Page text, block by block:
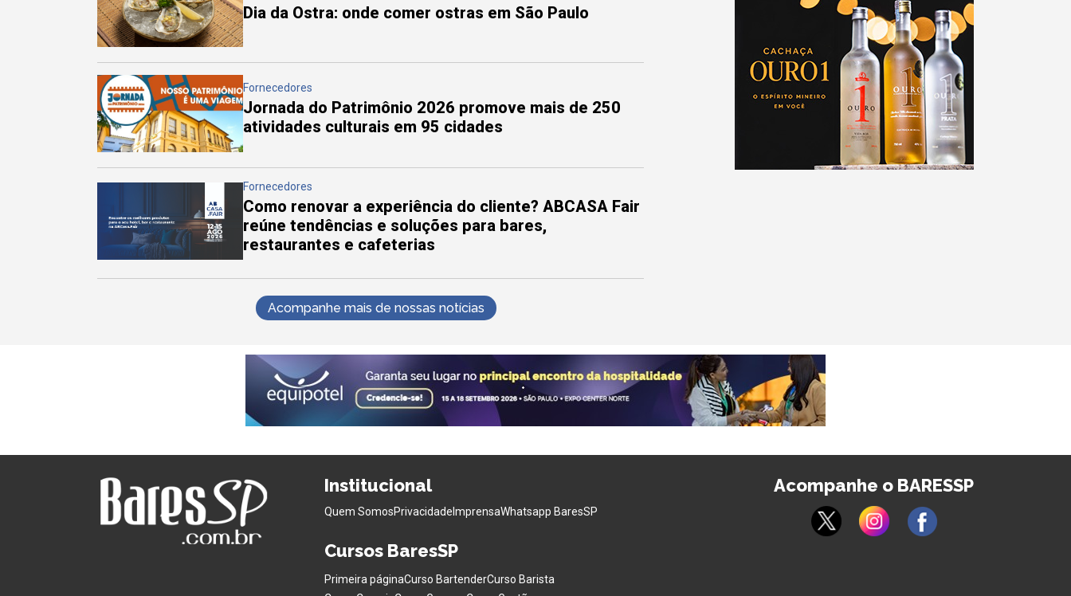
Dia da Ostra: onde comer ostras em São Paulo
Fornecedores
Jornada do Patrimônio 2026 promove mais de 250
atividades culturais em 95 cidades
Fornecedores
Como renovar a experiência do cliente? ABCASA Fair
reúne tendências e soluções para bares,
restaurantes e cafeterias
Acompanhe mais de nossas notícias
Institucional
Quem SomosPrivacidadeImprensaWhatsapp BaresSP
Cursos BaresSP
Primeira páginaCurso BartenderCurso Barista
Acompanhe o BARESSP